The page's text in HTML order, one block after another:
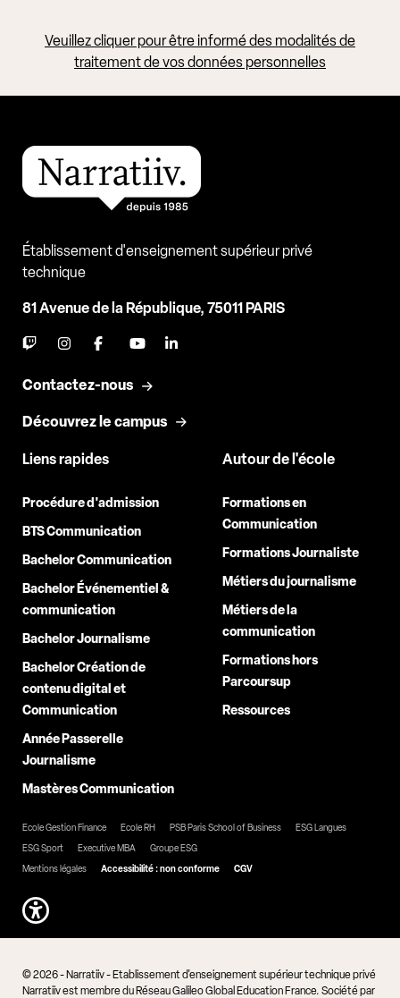
Veuillez cliquer pour être informé des modalités de
traitement de vos données personnelles
Établissement d'enseignement supérieur privé
technique
81 Avenue de la République, 75011 PARIS
Contactez-nous
Découvrez le campus
Liens rapides
Procédure d'admission
BTS Communication
Bachelor Communication
Bachelor Événementiel &
communication
Bachelor Journalisme
Bachelor Création de
contenu digital et
Communication
Année Passerelle
Journalisme
Mastères Communication
Autour de l'école
Formations en
Communication
Formations Journaliste
Métiers du journalisme
Métiers de la
communication
Formations hors
Parcoursup
Ressources
Ecole Gestion Finance Ecole RH PSB Paris School of Business
ESG Langues
ESG Sport
Executive MBA
Groupe ESG
Mentions légales
Accessibilité : non conforme CGV
© 2026 - Narratiiv - Etablissement d'enseignement supérieur technique privé
Narratiiv est membre du Réseau Galileo Global Education France. Société par